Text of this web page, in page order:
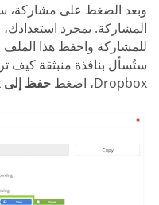
وبعد الضغط على
المشاركة. بمجرد
ستُسأل بنافذة منبثقة كيف
Dropbox، اضغط
حفظ إلى dropbox